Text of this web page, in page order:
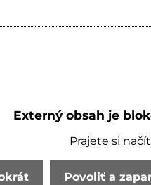
Externý obsah je
Prajete si
Povoliť a